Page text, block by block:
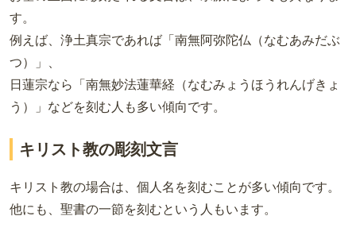
す。
例えば、浄土真宗であれば「南無阿弥陀仏（なむあみだぶ
つ）」、
日蓮宗なら「南無妙法蓮華経（なむみょうほうれんげきょ
う）」などを刻む人も多い傾向です。
キリスト教の彫刻文言
キリスト教の場合は、個人名を刻むことが多い傾向です。
他にも、聖書の一節を刻むという人もいます。